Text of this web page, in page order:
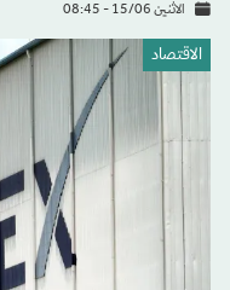
الاثنين 15/06 - 08:45
الاقتصاد